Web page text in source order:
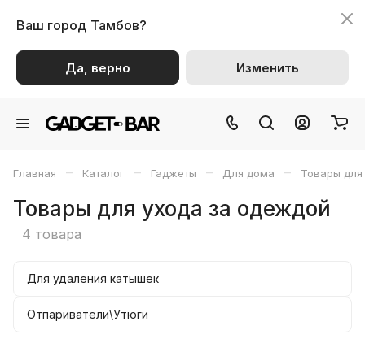
Ваш город Тамбов?
Да, верно Изменить
Главная – Каталог – Гаджеты – Для дома – Товары
Товары для ухода за одеждой
4 товара
Для удаления катышек
Отпариватели\Утюги